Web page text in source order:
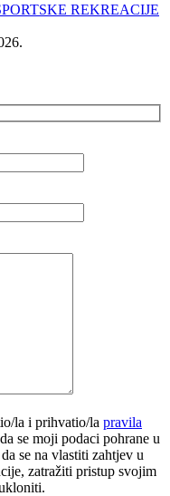
REKREACIJE
la i prihvatio/la pravila
se moji podaci pohrane u
se na vlastiti zahtjev u
zatražiti pristup svojim